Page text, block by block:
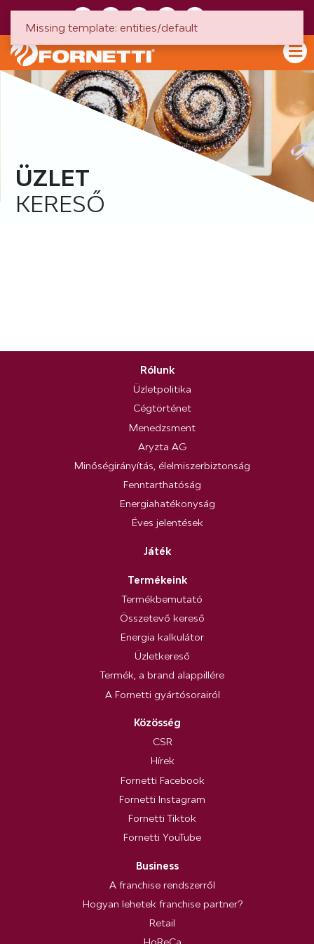
ÜZLET
KERESŐ
Rólunk
Üzletpolitika
Cégtörténet
Menedzsment
Aryzta AG
Minőségirányítás, élelmiszerbiztonság
Fenntarthatóság
Energiahatékonyság
Éves jelentések
Játék
Termékeink
Termékbemutató
Összetevő kereső
Energia kalkulátor
Üzletkereső
Termék, a brand alappillére
A Fornetti gyártósorairól
Közösség
CSR
Hírek
Fornetti Facebook
Fornetti Instagram
Fornetti Tiktok
Fornetti YouTube
Business
A franchise rendszerről
Hogyan lehetek franchise partner?
Retail
Missing template: entities/default